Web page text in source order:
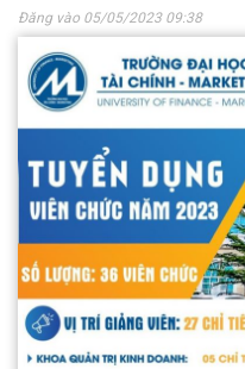
Đăng vào 05/05/2023 09:38